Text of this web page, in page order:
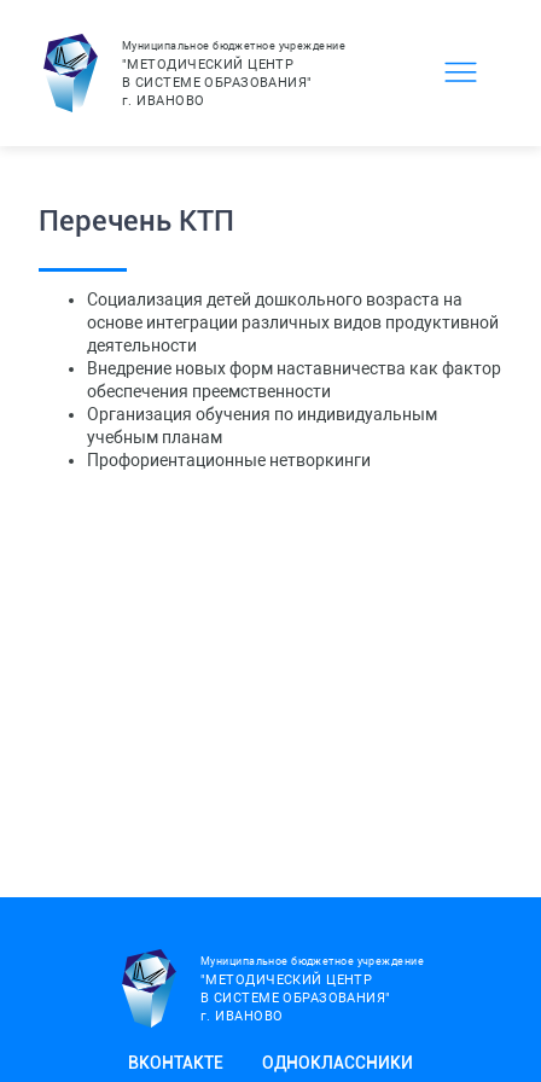
Муниципальное бюджетное учреждение
"МЕТОДИЧЕСКИЙ ЦЕНТР
В СИСТЕМЕ ОБРАЗОВАНИЯ"
г. ИВАНОВО
Перечень КТП
Социализация детей дошкольного возраста на
основе интеграции различных видов продуктивной
деятельности
Внедрение новых форм наставничества как фактор
обеспечения преемственности
Организация обучения по индивидуальным
учебным планам
Профориентационные нетворкинги
Муниципальное бюджетное учреждение
"МЕТОДИЧЕСКИЙ ЦЕНТР
В СИСТЕМЕ ОБРАЗОВАНИЯ"
г. ИВАНОВО
ВКОНТАКТЕ ОДНОКЛАССНИКИ